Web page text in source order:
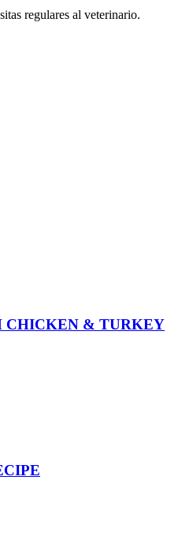
regulares al veterinario.
CHICKEN & TURKEY